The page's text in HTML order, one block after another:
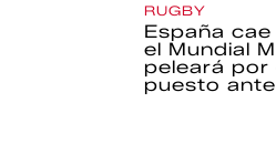
RUGBY
España
el Mundial
peleará por
puesto